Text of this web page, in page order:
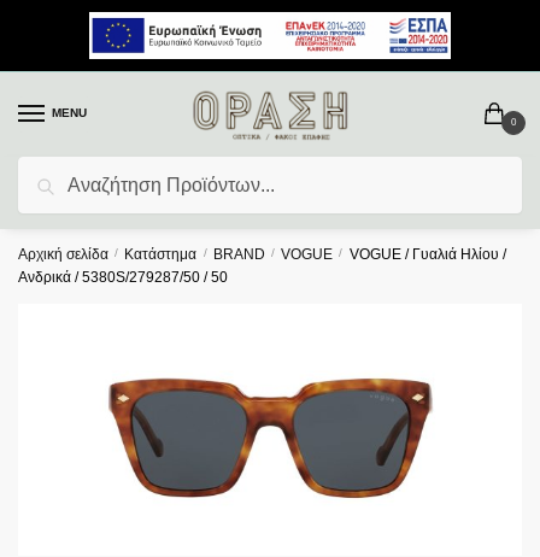
MENU
Αναζήτηση
0
Αρχική σελίδα / Κατάστημα / BRAND / VOGUE / VOGUE / Γυαλιά Ηλίου /
Ανδρικά / 5380S/279287/50 / 50